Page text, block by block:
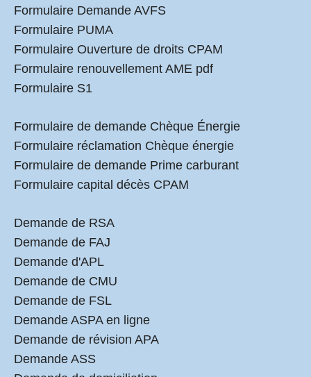
Formulaire Demande AVFS
Formulaire PUMA
Formulaire Ouverture de droits CPAM
Formulaire renouvellement AME pdf
Formulaire S1
Formulaire de demande Chèque Énergie
Formulaire réclamation Chèque énergie
Formulaire de demande Prime carburant
Formulaire capital décès CPAM
Demande de RSA
Demande de FAJ
Demande d'APL
Demande de CMU
Demande de FSL
Demande ASPA en ligne
Demande de révision APA
Demande ASS